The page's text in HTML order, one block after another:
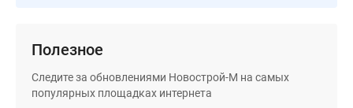
бизнес-
Рассрочка
Полезное
Следите за обновлениями Новострой-М на самых
популярных площадках интернета